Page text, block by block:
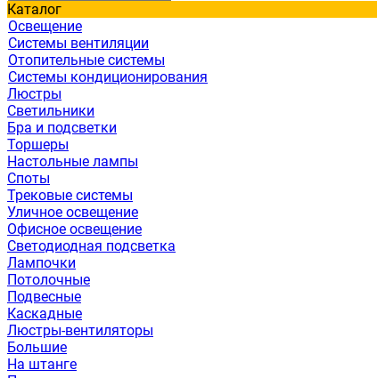
Каталог
Освещение
Системы вентиляции
Отопительные системы
Системы кондиционирования
Люстры
Светильники
Бра и подсветки
Торшеры
Настольные лампы
Споты
Трековые системы
Уличное освещение
Офисное освещение
Светодиодная подсветка
Лампочки
Потолочные
Подвесные
Каскадные
Люстры-вентиляторы
Большие
На штанге